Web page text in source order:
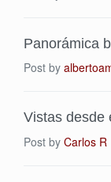
Panorámica
Post by
Vistas desde
Post by Carlos R